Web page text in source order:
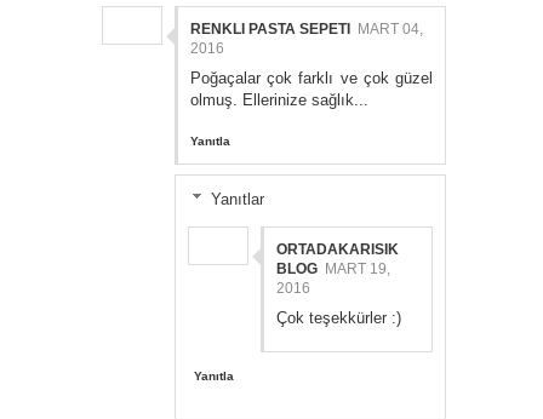
RENKLI PASTA SEPETI
MART 04,
2016
Poğaçalar çok farklı ve çok güzel
olmuş. Ellerinize sağlık...
Yanıtla
Yanıtlar
ORTADAKARISIK
BLOG MART 19,
2016
Çok teşekkürler :)
Yanıtla